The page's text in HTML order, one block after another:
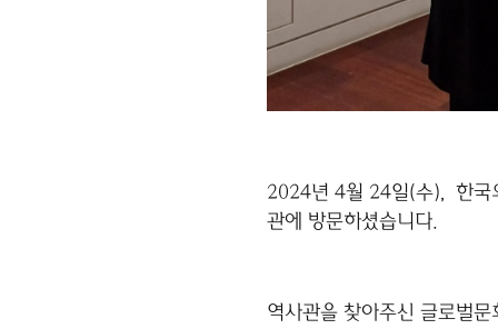
2024년 4월 24일(수), 한국
관에 방문하셨습니다.
역사관을 찾아주신 글로벌